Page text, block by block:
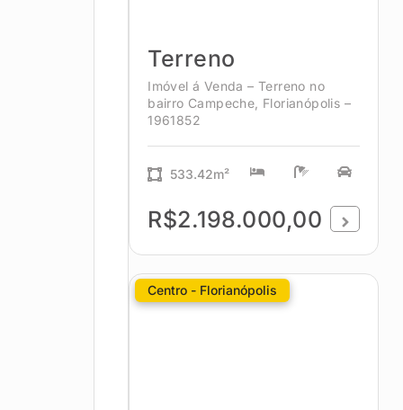
Terreno
Imóvel á Venda – Terreno no
bairro Campeche, Florianópolis –
1961852
533.42m²
R$2.198.000,00
Centro - Florianópolis